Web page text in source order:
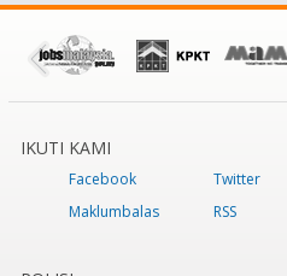
IKUTI KAMI
Facebook Twitter
Maklumbalas
RSS